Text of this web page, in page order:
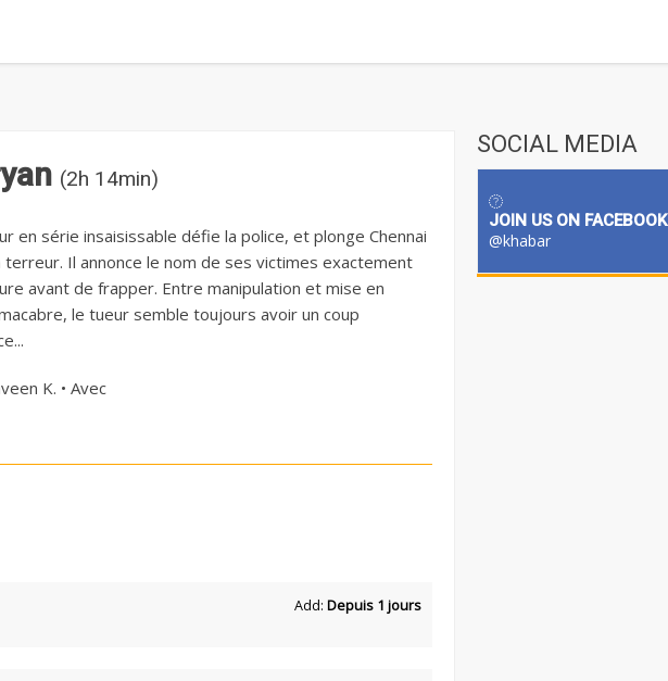
(2h 14min)
en série insaisissable défie la police, et plonge Chennai
terreur. Il annonce le nom de ses victimes exactement
avant de frapper. Entre manipulation et mise en
le tueur semble toujours avoir un coup
K. • Avec
Add: Depuis 1 jours
SOCIAL MEDIA
JOIN US ON FACEBOOK
@khabar